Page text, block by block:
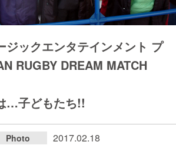
ジックエンタテインメント プ
RUGBY DREAM MATCH
…子どもたち!!
Photo 2017.02.18